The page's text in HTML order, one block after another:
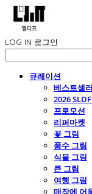
LOG IN 로그인
큐레이션
베스트셀러
2026
프로모션
리퍼마켓
꽃 그림
풍수 그림
식물 그림
큰 그림
여행 그림
매장에 어